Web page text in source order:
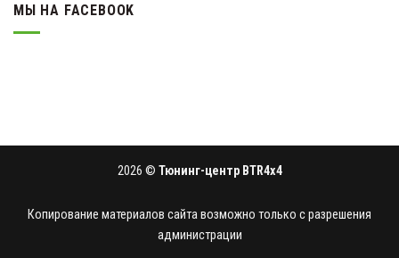
МЫ НА FACEBOOK
2026 © Тюнинг-центр BTR4x4
Копирование материалов сайта возможно только с разрешения
администрации